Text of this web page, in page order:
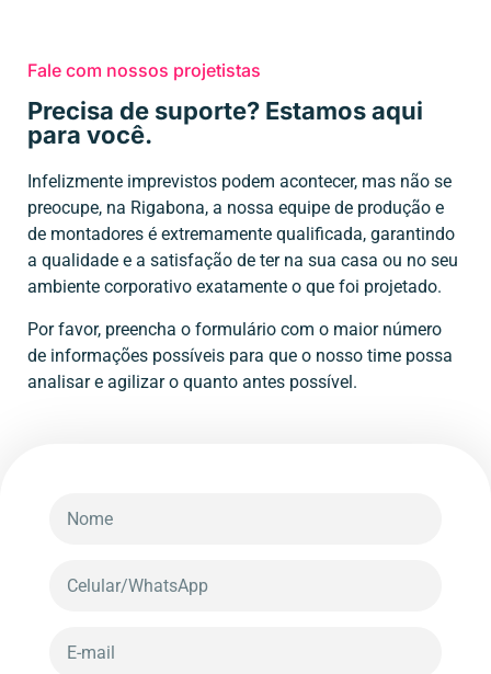
Fale com nossos projetistas
Precisa de suporte? Estamos aqui
para você.
Infelizmente imprevistos podem acontecer, mas não se
preocupe, na Rigabona, a nossa equipe de produção e
de montadores é extremamente qualificada, garantindo
a qualidade e a satisfação de ter na sua casa ou no seu
ambiente corporativo exatamente o que foi projetado.
Por favor, preencha o formulário com o maior número
de informações possíveis para que o nosso time possa
analisar e agilizar o quanto antes possível.